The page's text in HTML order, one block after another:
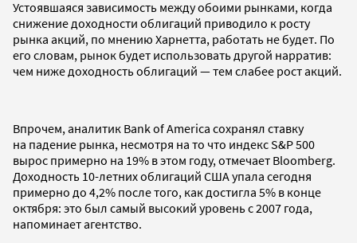
Устоявшаяся зависимость между обоими рынками, когда
снижение доходности облигаций приводило к росту
рынка акций, по мнению Харнетта, работать не будет. По
его словам, рынок будет использовать другой нарратив:
чем ниже доходность облигаций — тем слабее рост акций.
Впрочем, аналитик Bank of America сохранял ставку
на падение рынка, несмотря на то что индекс S&P 500
вырос примерно на 19% в этом году, отмечает Bloomberg.
Доходность 10-летних облигаций США упала сегодня
примерно до 4,2% после того, как достигла 5% в конце
октября: это был самый высокий уровень с 2007 года,
напоминает агентство.